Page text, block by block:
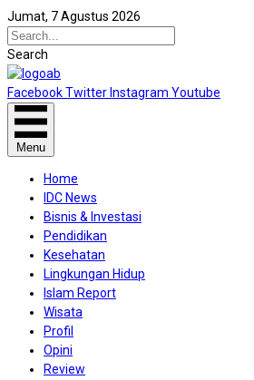
Jumat, 7 Agustus 2026
Search
FacebookTwitter Instagram Youtube
Menu
Home
IDC News
Bisnis & Investasi
Pendidikan
Kesehatan
Lingkungan Hidup
Islam Report
Wisata
Profil
Opini
Review